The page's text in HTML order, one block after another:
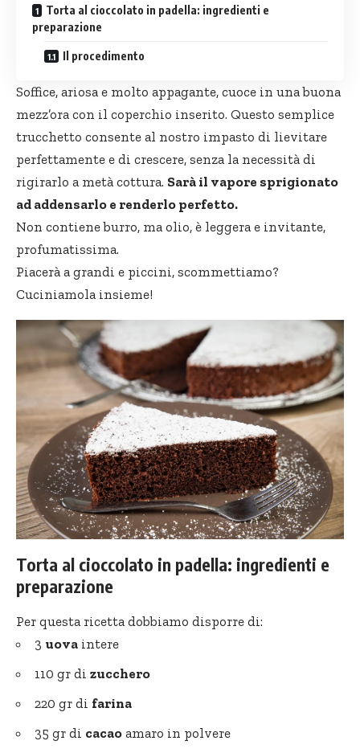
Torta al cioccolato in padella: ingredienti e
preparazione
Il procedimento
Soffice, ariosa e molto appagante, cuoce in una buona
mezz’ora con il coperchio inserito. Questo semplice
trucchetto consente al nostro impasto di lievitare
perfettamente e di crescere, senza la necessità di
rigirarlo a metà cottura. Sarà il vapore sprigionato
ad addensarlo e renderlo perfetto.
Non contiene burro, ma olio, è leggera e invitante,
profumatissima.
Piacerà a grandi e piccini, scommettiamo?
Cuciniamola insieme!
Torta al cioccolato in padella: ingredienti e
preparazione
Per questa ricetta dobbiamo disporre di:
3 uova intere
110 gr di zucchero
220 gr di farina
35 gr di cacao amaro in polvere